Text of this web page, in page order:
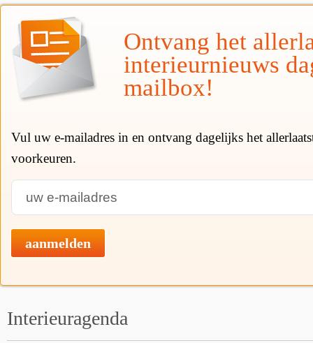
Ontvang het
interieurnieuws
mailbox!
Vul uw e-mailadres in en ontvang dagelijks het
voorkeuren.
aanmelden
Interieuragenda